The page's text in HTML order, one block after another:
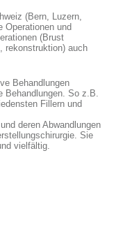
(Bern, Luzern,
Operationen und
(Brust
rekonstruktion) auch
Behandlungen
Behandlungen. So z.B.
Fillern und
deren Abwandlungen
Sie
vielfältig.